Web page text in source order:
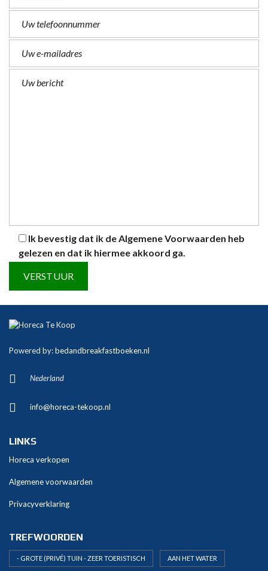
Ik bevestig dat ik deAlgemene Voorwaarden heb
gelezen en dat ik hiermee akkoord ga.
Powered by:bedandbreakfastboeken.nl
Nederland
info@horeca-tekoop.nl
LINKS
Horeca verkopen
Algemene voorwaarden
Privacyverklaring
TREFWOORDEN
- GROTE (PRIVÉ) TUIN - ZEER TOERISTISCH AAN HET WATER